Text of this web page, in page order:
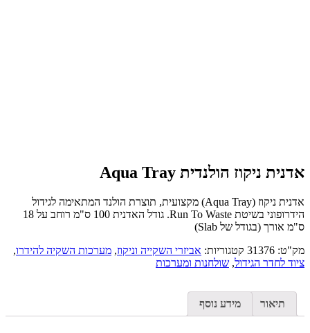
אדנית ניקוז הולנדית Aqua Tray
אדנית ניקוז (Aqua Tray) מקצועית, תוצרת הולנד המתאימה לגידול
הידרופוני בשיטת Run To Waste. גודל האדנית 100 ס"מ רוחב על 18
ס"מ אורך (בגודל של Slab)
מק"ט: 31376 קטגוריות: אביזרי השקייה וניקוז, מערכות השקיה להידרו,
ציוד לחדר הגידול, שולחנות ומערכות
תיאור מידע נוסף